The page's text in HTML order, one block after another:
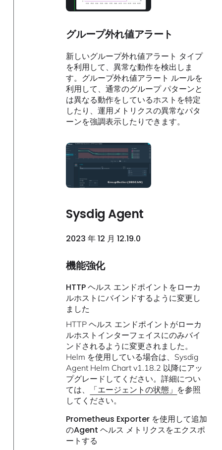
グループ外れ値アラート
新しいグループ外れ値アラート タイプ
を利用して、異常な動作を検出しま
す。グループ外れ値アラート ルールを
利用して、通常のグループ パターンと
は異なる動作をしているホストを特定
したり、運用メトリクスの異常なパタ
ーンを強調表示したりできます。
Sysdig Agent
2023 年 12 月 12.19.0
機能強化
HTTP ヘルス エンドポイントをローカ
ルホストにバインドするように変更し
ました
HTTP ヘルス エンドポイントがローカ
ルホストインターフェイスにのみバイ
ンドされるように変更されました。
Helm を使用している場合は、Sysdig
Agent Helm Chart v1.18.2 以降にアッ
プグレードしてください。詳細につい
ては、
「エージェントの状態」 を参照
してください。
Prometheus Exporter を使用して追加
のAgent ヘルス メトリクスをエクスポ
ートする